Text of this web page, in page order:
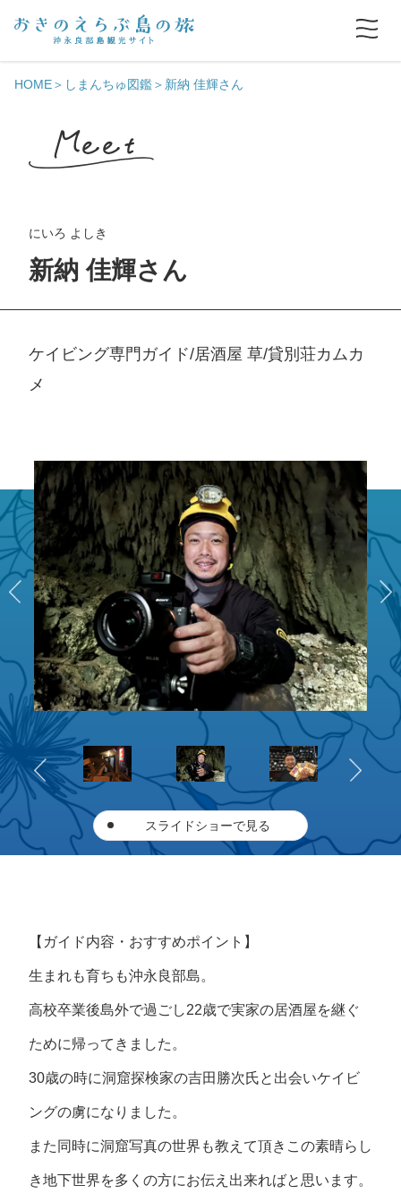
HOME しまんちゅ図鑑 新納 佳輝さん
にいろ よしき
新納 佳輝さん
ケイビング専門ガイド/居酒屋 草/貸別荘カムカ
メ
スライドショーで見る
【ガイド内容・おすすめポイント】
生まれも育ちも沖永良部島。
高校卒業後島外で過ごし22歳で実家の居酒屋を継ぐ
ために帰ってきました。
30歳の時に洞窟探検家の吉田勝次氏と出会いケイビ
ングの虜になりました。
また同時に洞窟写真の世界も教えて頂きこの素晴らし
き地下世界を多くの方にお伝え出来ればと思います。